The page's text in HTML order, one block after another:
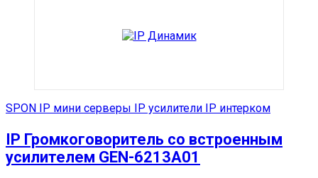
SPON IP мини серверы IP усилители IP интерком
IP Громкоговоритель со встроенным
усилителем GEN-6213A01